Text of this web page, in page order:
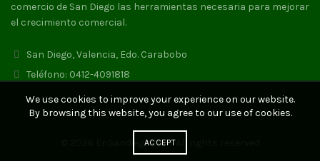
comercio de San Diego las herramientas necesaria para mejorar
el crecimiento comercial.
San Diego, Valencia, Edo. Carabobo
Teléfono: 0412-4091818
EnSandiego.com. All rights reserved
We use cookies to improve your experience on our website.
By browsing this website, you agree to our use of cookies.
ACCEPT